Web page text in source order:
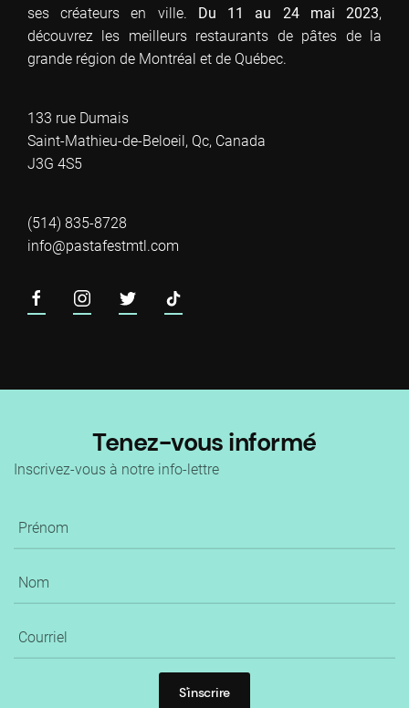
ses créateurs en ville. Du 11 au 24 mai 2023,
découvrez les meilleurs restaurants de pâtes de la
grande région de Montréal et de Québec.
133 rue Dumais
Saint-Mathieu-de-Beloeil, Qc, Canada
J3G 4S5
(514) 835-8728
info@pastafestmtl.com
Tenez-vous informé
Inscrivez-vous à notre info-lettre
S'inscrire